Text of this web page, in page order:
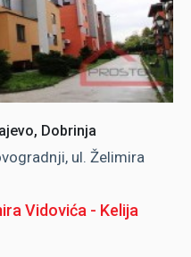
Dobrinja
ul. Želimira
Vidovića - Kelija